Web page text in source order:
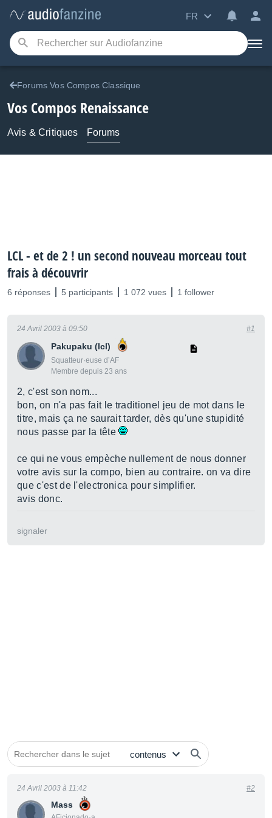
FR
Forums Vos Compos Classique
Vos Compos Renaissance
Avis & Critiques Forums
LCL - et de 2 ! un second nouveau morceau tout
frais à découvrir
6 réponses 5 participants 1 072 vues 1 follower
Pakupaku (lcl)
Squatteur·euse d’AF
Membre depuis 23 ans
24 Avril 2003 à 09:50 #1
2, c'est son nom...
bon, on n'a pas fait le traditionel jeu de mot dans le
titre, mais ça ne saurait tarder, dès qu'une stupidité
nous passe par la tête
ce qui ne vous empèche nullement de nous donner
votre avis sur la compo, bien au contraire. on va dire
que c'est de l'electronica pour simplifier.
avis donc.
signaler
Mass
24 Avril 2003 à 11:42 #2